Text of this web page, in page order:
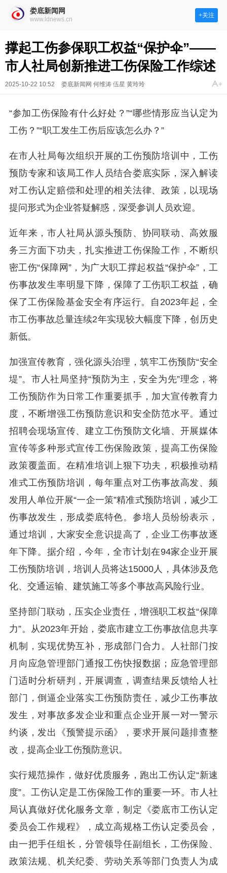
娄底新闻网
www.ldnews.cn
+关注
撑起工伤参保职工权益“保护伞”——
市人社局创新推进工伤保险工作综述
2025-10-22 10:52 娄底新闻网 何维涛 伍星 黄玲玲
“参加工伤保险有什么好处？”“哪些情形应当认定为
工伤？”“职工发生工伤后应该怎么办？”
在市人社局每次组织开展的工伤预防培训中，工伤
预防专家和该局工作人员结合娄底实际，深入解读
对工伤认定赔偿和处理的相关法律、政策，以现场
提问形式为企业答疑解惑，深受参训人员欢迎。
近年来，市人社局从源头预防、协同联动、高效服
务三方面下功夫，扎实推进工伤保险工作，不断织
密工伤“保障网”，为广大职工撑起权益“保护伞”，工
伤事故发生率明显下降，保障了工伤职工权益，确
保了工伤保险基金安全有序运行。自2023年起，全
市工伤事故总量连续2年实现较大幅度下降，创历史
新低。
加强宣传教育，强化源头治理，筑牢工伤预防“安全
堤”。市人社局坚持“预防为主，安全为先”理念，将
工伤预防作为日常工作重要抓手，加大宣传教育力
度，不断增强工伤预防意识和安全防范水平。通过
招聘会现场宣传、建立工伤预防文化墙、开展媒体
宣传等多种形式宣传工伤保险政策，提高工伤保险
政策覆盖面。在精准培训上狠下功夫，积极推动精
准式工伤预防培训，每年重点对工伤事故高发、频
发用人单位开展“一企一策”精准式预防培训，减少工
伤事故发生，形成娄底特色。参培人员纷纷表示，
通过培训，大家安全意识提高了，企业工伤事故逐
年下降。据介绍，今年，全市计划在94家企业开展
工伤预防培训，培训人员将达15000人，具体涉及危
化、交通运输、建筑施工等多个事故高风险行业。
坚持部门联动，压实企业责任，增强职工权益“保障
力”。从2023年开始，娄底市建立工伤事故信息共享
机制，实现优势互补，形成部门合力。人社部门按
月向应急管理部门通报工伤快报数据；应急管理部
门适时分析研判，开展调查，调查结果反馈给人社
部门，倒逼企业落实工伤预防责任，减少工伤事故
发生，对事故多发企业和重点企业开展一对一警示
约谈，发出《预警提示函》，要求开展问题排查整
改，提高企业工伤预防意识。
实行规范操作，做好优质服务，跑出工伤认定“新速
度”。工伤认定是工伤保险工作的重要一环。市人社
局认真做好优化服务文章，制定《娄底市工伤认定
委员会工作规程》，成立高规格工伤认定委员会，
由一把手任组长，分管领导任副组长，工伤保险、
政策法规、机关纪委、劳动关系等部门负责人为成